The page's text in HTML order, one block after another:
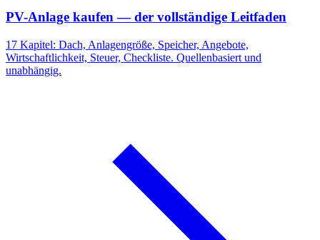
PV-Anlage kaufen — der vollständige Leitfaden
17 Kapitel: Dach, Anlagengröße, Speicher, Angebote,
Wirtschaftlichkeit, Steuer, Checkliste. Quellenbasiert und
unabhängig.